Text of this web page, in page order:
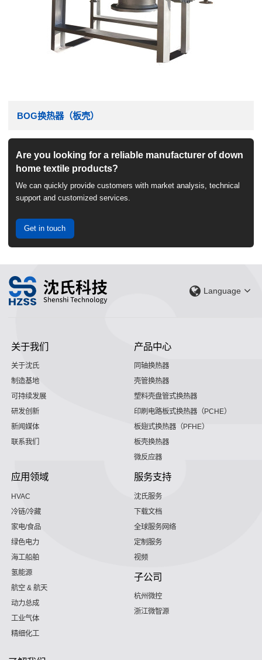
BOG换热器（板壳）
Are you looking for a reliable manufacturer of down
home textile products?
We can quickly provide customers with market analysis, technical
support and customized services.
Get in touch
Language
关于我们
关于沈氏
制造基地
可持续发展
研发创新
新闻媒体
联系我们
产品中心
同轴换热器
壳管换热器
塑料壳盘管式换热器
印刷电路板式换热器（PCHE）
板翅式换热器（PFHE）
板壳换热器
微反应器
应用领域
HVAC
冷链/冷藏
家电/食品
绿色电力
海工船舶
氢能源
航空 & 航天
动力总成
工业气体
精细化工
服务支持
沈氏服务
下载文档
全球服务网络
定制服务
视频
子公司
杭州微控
浙江微智源